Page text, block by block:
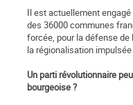
Il est actuellement
des 36000 communes
forcée, pour la défense
la régionalisation
Un parti révolutionnaire
bourgeoise ?